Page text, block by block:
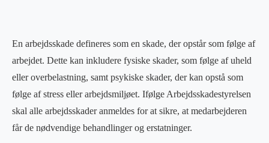
En arbejdsskade defineres som en skade, der opstår som følge af
arbejdet. Dette kan inkludere fysiske skader, som følge af uheld
eller overbelastning, samt psykiske skader, der kan opstå som
følge af stress eller arbejdsmiljøet. Ifølge Arbejdsskadestyrelsen
skal alle arbejdsskader anmeldes for at sikre, at medarbejderen
får de nødvendige behandlinger og erstatninger.